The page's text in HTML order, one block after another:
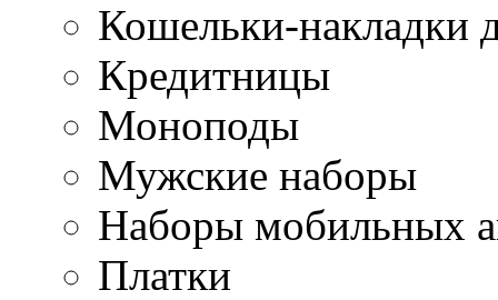
Кошельки-накладки
Кредитницы
Моноподы
Мужские наборы
Наборы мобильных
Платки